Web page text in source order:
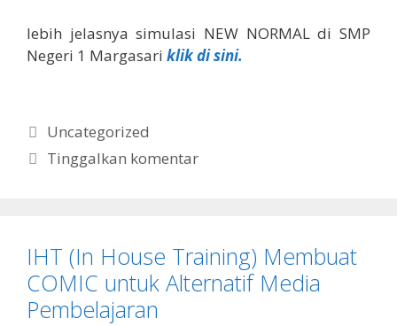
lebih jelasnya simulasi NEW NORMAL di SMP
Negeri 1 Margasari klik di sini.
Kategori
Uncategorized
Tinggalkan komentar
IHT (In House Training) Membuat
COMIC untuk Alternatif Media
Pembelajaran